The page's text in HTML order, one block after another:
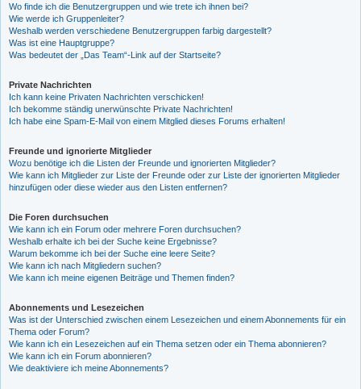
Wo finde ich die Benutzergruppen und wie trete ich ihnen bei?
Wie werde ich Gruppenleiter?
Weshalb werden verschiedene Benutzergruppen farbig dargestellt?
Was ist eine Hauptgruppe?
Was bedeutet der „Das Team“-Link auf der Startseite?
Private Nachrichten
Ich kann keine Privaten Nachrichten verschicken!
Ich bekomme ständig unerwünschte Private Nachrichten!
Ich habe eine Spam-E-Mail von einem Mitglied dieses Forums erhalten!
Freunde und ignorierte Mitglieder
Wozu benötige ich die Listen der Freunde und ignorierten Mitglieder?
Wie kann ich Mitglieder zur Liste der Freunde oder zur Liste der ignorierten Mitglieder
hinzufügen oder diese wieder aus den Listen entfernen?
Die Foren durchsuchen
Wie kann ich ein Forum oder mehrere Foren durchsuchen?
Weshalb erhalte ich bei der Suche keine Ergebnisse?
Warum bekomme ich bei der Suche eine leere Seite?
Wie kann ich nach Mitgliedern suchen?
Wie kann ich meine eigenen Beiträge und Themen finden?
Abonnements und Lesezeichen
Was ist der Unterschied zwischen einem Lesezeichen und einem Abonnements für ein
Thema oder Forum?
Wie kann ich ein Lesezeichen auf ein Thema setzen oder ein Thema abonnieren?
Wie kann ich ein Forum abonnieren?
Wie deaktiviere ich meine Abonnements?